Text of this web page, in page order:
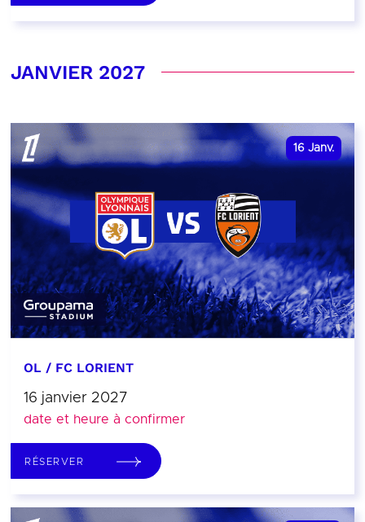
JANVIER 2027
16 Janv.
OL / FC LORIENT
16 janvier 2027
date et heure à confirmer
RÉSERVER